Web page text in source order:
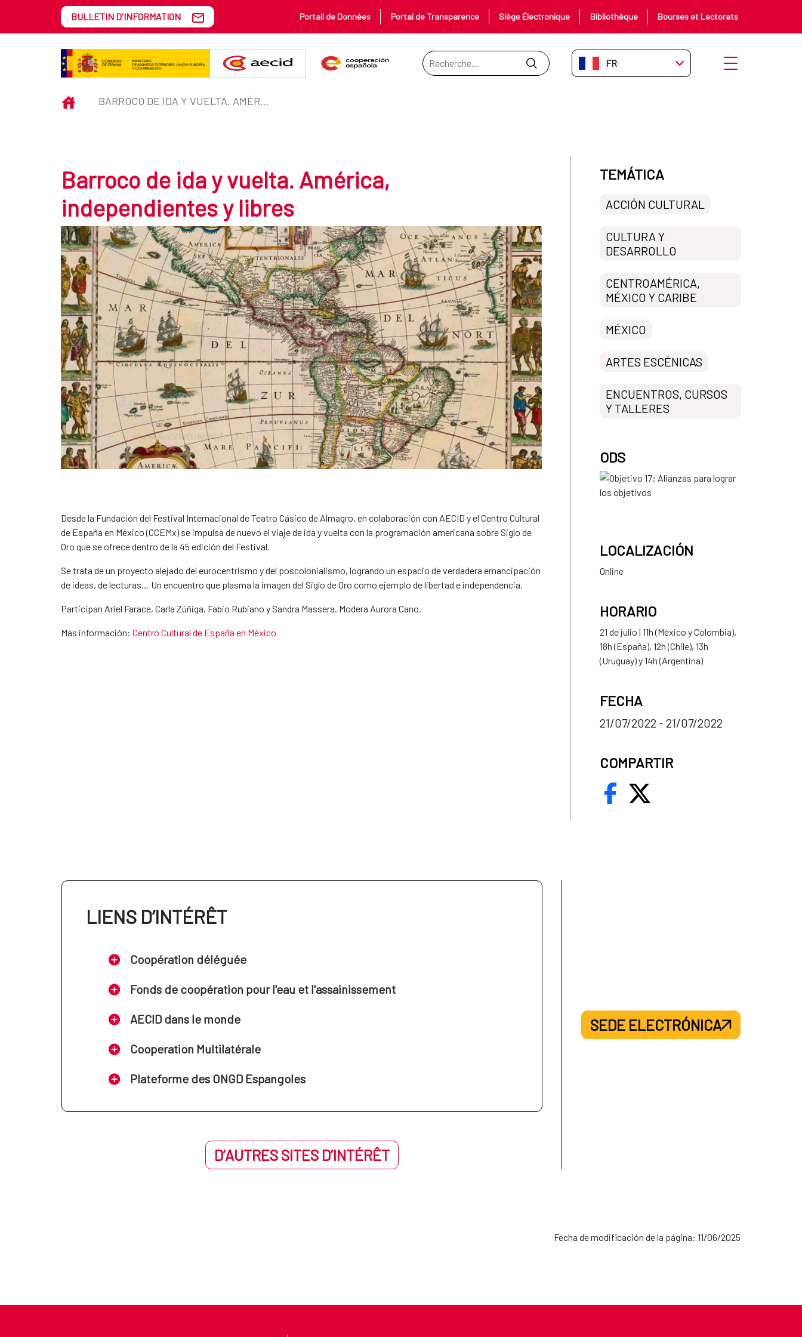
Saut au contenu principal
Barroco de ida y vuelta. América, independientes y libres
BULLETIN D'INFORMATION Portail de Données Portal de Transparence Siège Électronique Bibliothèque Bourses et Lectorats
Barre de recherche
FR-FR Ouvrir le menu
INICIO BARROCO DE IDA Y VUELTA. AMÉRICA, INDEPENDIENTES Y LIBRES
Barroco de ida y vuelta. América,
independientes y libres
Desde la Fundación del Festival Internacional de Teatro Cásico de Almagro, en colaboración con AECID y el Centro Cultural
de España en México (CCEMx) se impulsa de nuevo el viaje de ida y vuelta con la programación americana sobre Siglo de
Oro que se ofrece dentro de la 45 edición del Festival.
Se trata de un proyecto alejado del eurocentrismo y del poscolonialismo, logrando un espacio de verdadera emancipación
de ideas, de lecturas… Un encuentro que plasma la imagen del Siglo de Oro como ejemplo de libertad e independencia.
Participan Ariel Farace, Carla Zúñiga, Fabio Rubiano y Sandra Massera. Modera Aurora Cano.
Más información: Centro Cultural de España en México
TEMÁTICA
ACCIÓN CULTURAL
CULTURA Y
DESARROLLO
CENTROAMÉRICA,
MÉXICO Y CARIBE
MÉXICO
ARTES ESCÉNICAS
ENCUENTROS, CURSOS
Y TALLERES
ODS
LOCALIZACIÓN
Online
HORARIO
21 de julio | 11h (México y Colombia),
18h (España), 12h (Chile), 13h
(Uruguay) y 14h (Argentina)
FECHA
21/07/2022 - 21/07/2022
COMPARTIR
LIENS D’INTÉRÊT
Coopération déléguée
Fonds de coopération pour l'eau et l'assainissement
AECID dans le monde
Cooperation Multilatérale
Plateforme des ONGD Espangoles
D’AUTRES SITES D’INTÉRÊT
SEDE ELECTRÓNICA
Fecha de modificación de la página: 11/06/2025